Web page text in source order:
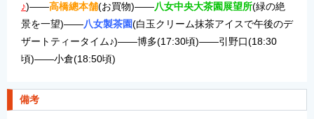
♪)――高橋總本舗(お買物)――八女中央大茶園展望所(緑の絶
景を一望)――八女製茶園(白玉クリーム抹茶アイスで午後のデ
ザートティータイム♪)――博多(17:30頃)――引野口(18:30
頃)――小倉(18:50頃)
備考